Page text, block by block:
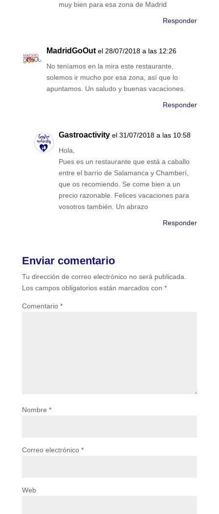
muy bien para esa zona de Madrid
Responder
MadridGoOut el 28/07/2018 a las 12:26
No teníamos en la mira este restaurante,
solemos ir mucho por esa zona, así que lo
apuntamos. Un saludo y buenas vacaciones.
Responder
Gastroactivity el 31/07/2018 a las 10:58
Hola,
Pues es un restaurante que está a caballo
entre el barrio de Salamanca y Chamberí,
que os recomiendo. Se come bien a un
precio razonable. Felices vacaciones para
vosotros también. Un abrazo
Responder
Enviar comentario
Tu dirección de correo electrónico no será publicada.
Los campos obligatorios están marcados con *
Comentario *
Nombre *
Correo electrónico *
Web